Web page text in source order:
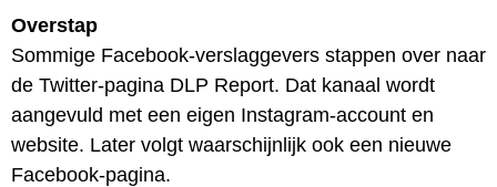
Overstap
Sommige Facebook-verslaggevers stappen over naar
de Twitter-pagina DLP Report. Dat kanaal wordt
aangevuld met een eigen Instagram-account en
website. Later volgt waarschijnlijk ook een nieuwe
Facebook-pagina.